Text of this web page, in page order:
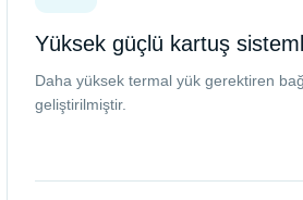
Yüksek güçlü kartuş
Daha yüksek termal yük gerektiren
geliştirilmiştir.